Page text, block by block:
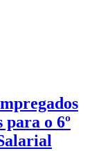
o 6º